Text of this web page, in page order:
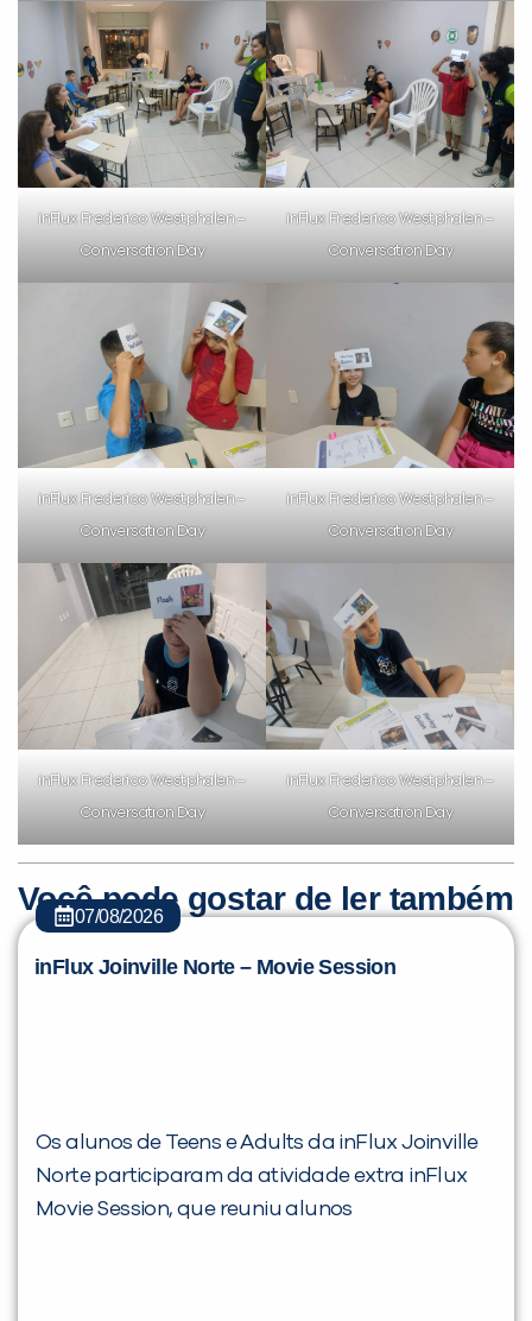
inFlux Frederico Westphalen –
Conversation Day
inFlux Frederico Westphalen –
Conversation Day
inFlux Frederico Westphalen –
Conversation Day
inFlux Frederico Westphalen –
Conversation Day
inFlux Frederico Westphalen –
Conversation Day
inFlux Frederico Westphalen –
Conversation Day
Você pode gostar de ler também
07/08/2026
inFlux Joinville Norte – Movie Session
Os alunos de Teens e Adults da inFlux Joinville
Norte participaram da atividade extra inFlux
Movie Session, que reuniu alunos